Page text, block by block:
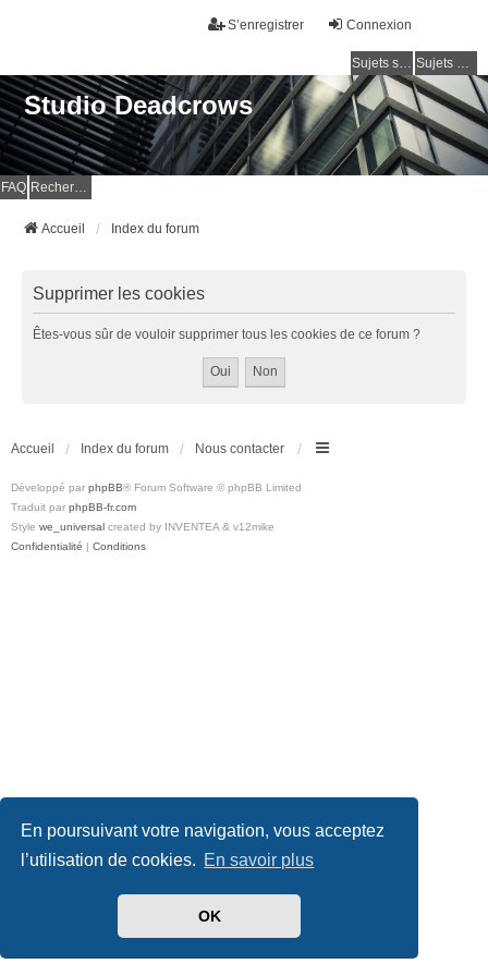
En poursuivant votre navigation, vous acceptez
l’utilisation de cookies. En savoir plus
OK
Connexion
S’enregistrer
Sujets sans réponse Sujets actifs
Studio Deadcrows
FAQ Rechercher
Accueil Index du forum
Supprimer les cookies
Êtes-vous sûr de vouloir supprimer tous les cookies de ce forum ?
Accueil Index du forum Nous contacter
Développé par phpBB® Forum Software © phpBB Limited
Traduit par phpBB-fr.com
Style we_universal created by INVENTEA & v12mike
Confidentialité | Conditions